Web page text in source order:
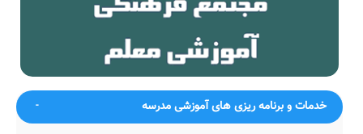
ضمناً یادآور می شود اطلاعات مندرج در این صفحه توسط موتورهای
جستجوی هوشمند سامانه های آنلاین گردآوری شده است. به همین جهت
ممکن است در برخی از موارد، دچار خطا بوده و یا نیازمند بروزرسانی
باشند. چنانچه شما از عوامل این مدرسه هستید و یا اطلاعات دقیقتری در
این خصوص دارید عمیقاً خواهشمندیم ما را جهت اصلاح و تکمیل این
اطلاعات یاری نمایید. سامانه مدرسانه ، مشتاقانه پذیرای دیدگاه ها و نقطه
نظرات تکمیل کننده شما می باشد.
خدمات و برنامه ریزی های آموزشی مدرسه